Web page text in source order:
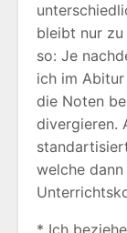
bleibt nur zu
so: Je
ich im
die Noten
divergieren.
welche
* Ich